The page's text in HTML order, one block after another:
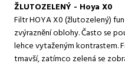
ŽLUTOZELENÝ - Hoya X0
Filtr HOYA X0 (žlutozelený)
zvýraznění oblohy. Často se
lehce vytaženým
tmavší, zatímco zelená se